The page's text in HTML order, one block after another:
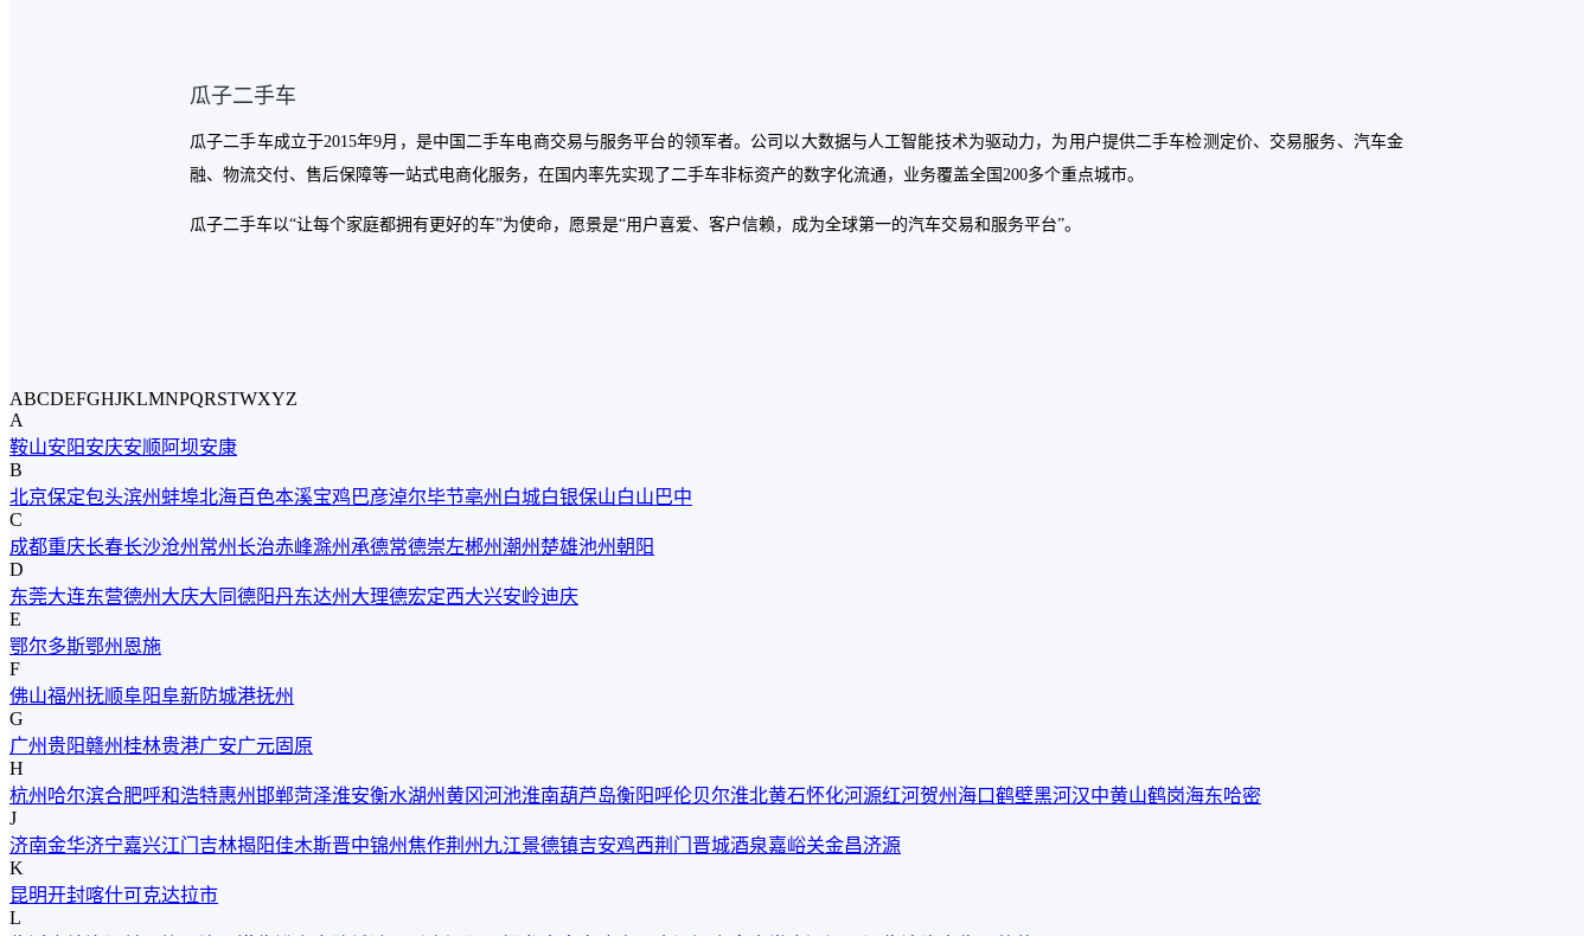
期后，他可能直接就下架不
卖了。而自营车你们有最大
的让步权利，还会再跟我协
商，主动权在平台手里。”
瓜子二手车
瓜子二手车成立于2015年9月，是中国二手车电商交易与服务平台的领军者。公司以大数据与人工智能技术为驱动力，为用户提供二手车检测定价、交易服务、汽车金
融、物流交付、售后保障等一站式电商化服务，在国内率先实现了二手车非标资产的数字化流通，业务覆盖全国200多个重点城市。
瓜子二手车以“让每个家庭都拥有更好的车”为使命，愿景是“用户喜爱、客户信赖，成为全球第一的汽车交易和服务平台”。
ABCDEFGHJKLMNPQRSTWXYZ
A
鞍山安阳安庆安顺 阿坝安康
B
北京保定包头滨州 蚌埠北海百色本溪宝鸡 巴彦淖尔毕节亳州 白城白银保山白山 巴中
C
成都重庆长春长沙沧州 常州长治赤峰滁州 承德常德崇左郴州潮州 楚雄池州朝阳
D
东莞大连东营德州 大庆大同德阳丹东达州 大理德宏定西大兴安岭迪庆
E
鄂尔多斯鄂州 恩施
F
佛山福州抚顺阜阳阜新防城港抚州
G
广州贵阳赣州桂林贵港广安广元固原
H
杭州 哈尔滨合肥呼和浩特惠州邯郸菏泽淮安衡水湖州黄冈河池淮南葫芦岛衡阳 呼伦贝尔淮北黄石怀化河源红河贺州 海口鹤壁黑河汉中黄山鹤岗海东哈密
J
济南金华济宁嘉兴江门 吉林揭阳佳木斯晋中锦州焦作荆州 九江景德镇吉安鸡西荆门 晋城酒泉嘉峪关金昌济源
K
昆明开封喀什可克达拉市
L